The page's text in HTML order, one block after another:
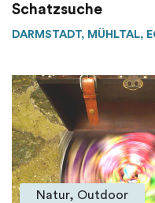
Schatzsuche
DARMSTADT, MÜHLTAL,
Natur, Outdoor